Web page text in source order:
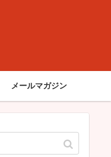
メールマガジン